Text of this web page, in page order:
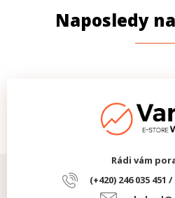
Napájení DC Ano
Naposledy
Rádi vám
(+420) 246 035 451